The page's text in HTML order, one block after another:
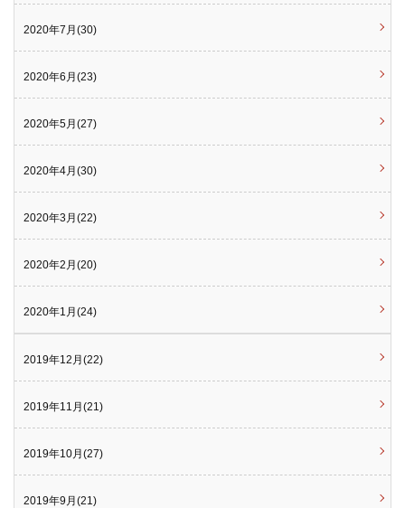
2020年7月(30)
2020年6月(23)
2020年5月(27)
2020年4月(30)
2020年3月(22)
2020年2月(20)
2020年1月(24)
2019年12月(22)
2019年11月(21)
2019年10月(27)
2019年9月(21)